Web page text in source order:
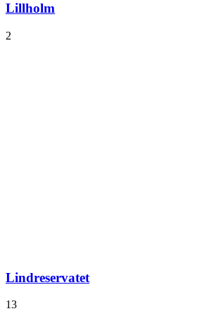
Lillholm
2
Lindreservatet
13